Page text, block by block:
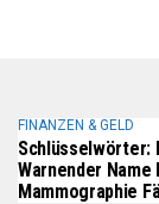
FINANZEN & GELD
Schlüsselwörter:
Warnender Name
Mammographie